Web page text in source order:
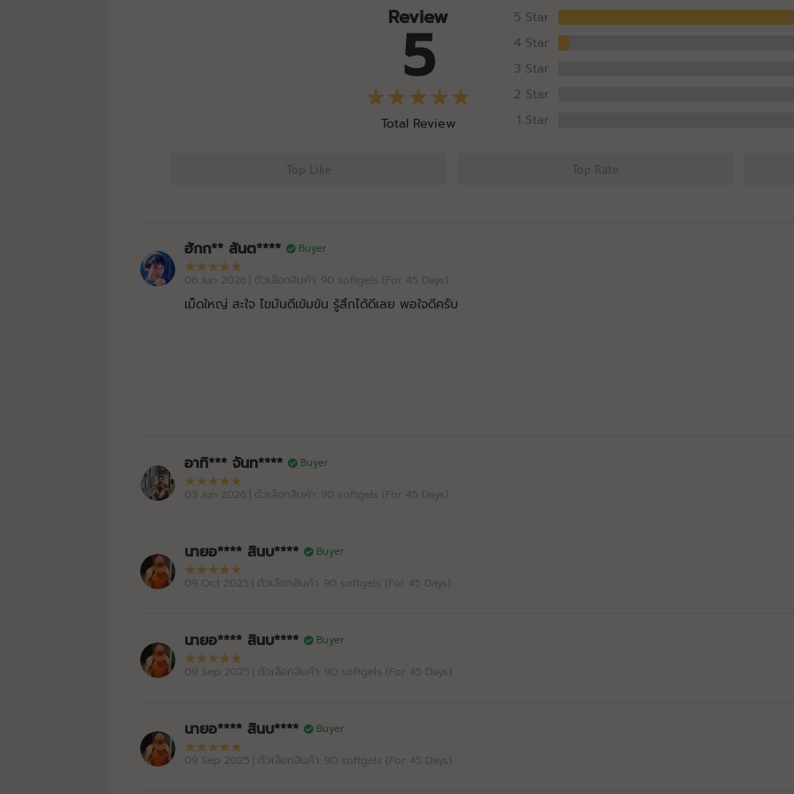
Review
5
Total Review
5 Star
4 Star
3 Star
2 Star
1 Star
Top Like Top Rate
ฮักก** สันต**** Buyer
06 Jun 2026 | ตัวเลือกสินค้า: 90 softgels (For 45 Days)
เม็ดใหญ่ สะใจ ไขมันดีเข้มข้น รู้สึกได้ดีเลย พอใจดีครับ
อาทิ*** จันท**** Buyer
03 Jun 2026 | ตัวเลือกสินค้า: 90 softgels (For 45 Days)
นายอ**** สินบ**** Buyer
09 Oct 2025 | ตัวเลือกสินค้า: 90 softgels (For 45 Days)
นายอ**** สินบ**** Buyer
09 Sep 2025 | ตัวเลือกสินค้า: 90 softgels (For 45 Days)
นายอ**** สินบ**** Buyer
09 Sep 2025 | ตัวเลือกสินค้า: 90 softgels (For 45 Days)